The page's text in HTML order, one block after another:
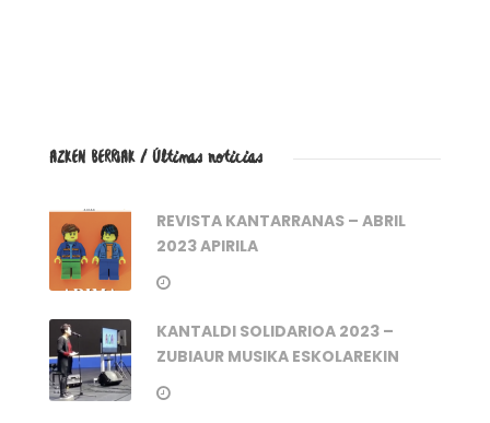
AZKEN BERRIAK / Últimas noticias
REVISTA KANTARRANAS – ABRIL
2023 APIRILA
KANTALDI SOLIDARIOA 2023 –
ZUBIAUR MUSIKA ESKOLAREKIN